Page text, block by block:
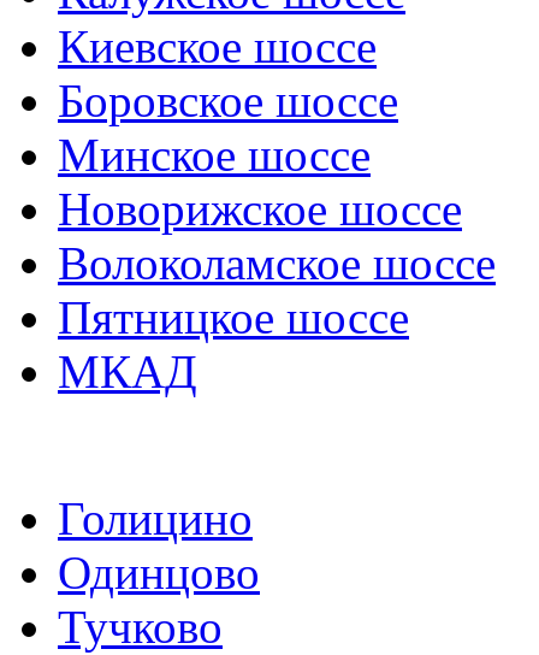
Киевское шоссе
Боровское шоссе
Минское шоссе
Новорижское шоссе
Волоколамское шоссе
Пятницкое шоссе
МКАД
Голицино
Одинцово
Тучково